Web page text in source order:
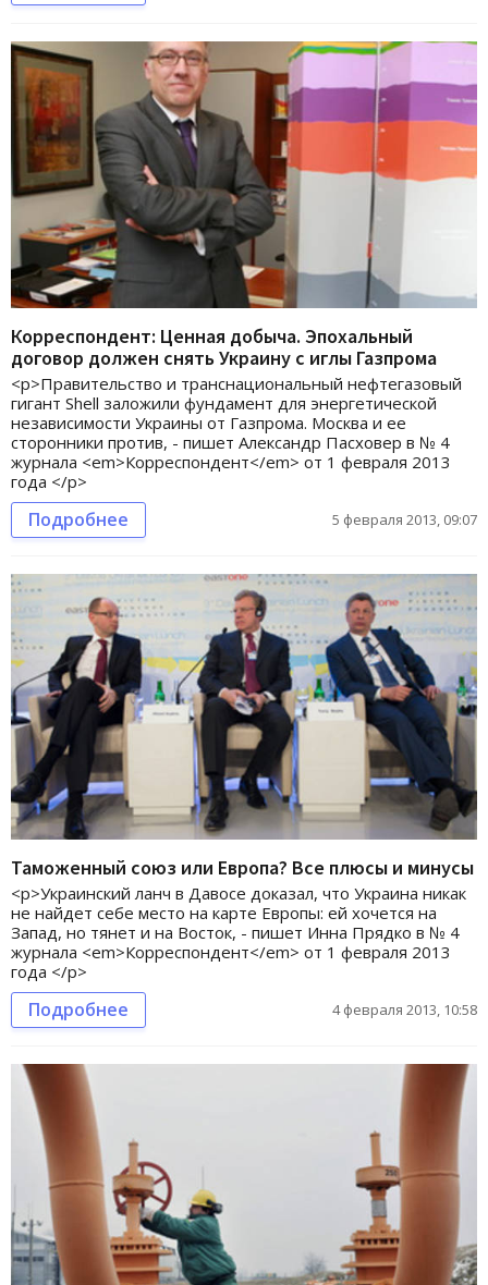
Корреспондент: Ценная добыча. Эпохальный
договор должен снять Украину с иглы Газпрома
<p>Правительство и транснациональный нефтегазовый
гигант Shell заложили фундамент для энергетической
независимости Украины от Газпрома. Москва и ее
сторонники против, - пишет Александр Пасховер в № 4
журнала <em>Корреспондент</em> от 1 февраля 2013
года </p>
Подробнее 5 февраля 2013, 09:07
Таможенный союз или Европа? Все плюсы и минусы
<p>Украинский ланч в Давосе доказал, что Украина никак
не найдет себе место на карте Европы: ей хочется на
Запад, но тянет и на Восток, - пишет Инна Прядко в № 4
журнала <em>Корреспондент</em> от 1 февраля 2013
года </p>
Подробнее 4 февраля 2013, 10:58